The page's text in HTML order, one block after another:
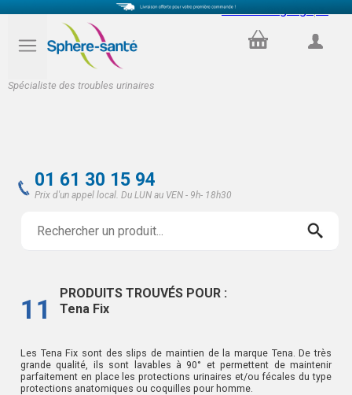
Spécialiste des troubles urinaires
Select Language
PANIER
01 61 30 15 94
Prix d'un appel local. Du LUN au VEN - 9h- 18h30
11
PRODUITS TROUVÉS POUR :
Tena Fix
Les Tena Fix sont des slips de maintien de la marque Tena. De très
grande qualité, ils sont lavables à 90° et permettent de maintenir
parfaitement en place les protections urinaires et/ou fécales du type
protections anatomiques ou coquilles pour homme.